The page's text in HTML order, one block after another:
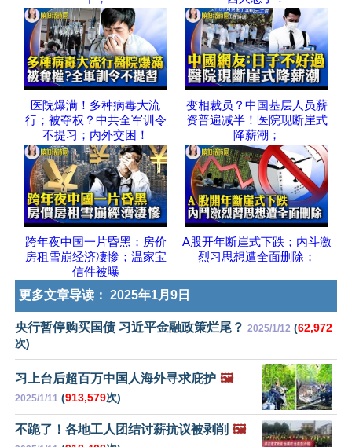
医院爆满！多种病毒大流
行；被夺权？中共全军训令
不提习；内外交困！
变相裁员？中国基层人员薪
资普遍减半！医院现断崖式
降薪潮；
跨年夜中国一片昏黑；房价
房租雪崩经济凄惨；温家宝
信件被曝
A股开年断崖式下跌；内斗激
烈习思想遭全面删除；
更多文章导读： 2025年1月9日
央行暂停购买国债 习近平金融政策烂尾？ 2025/1/12 (62,972
次)
习上台后超百万中国人海外寻求庇护 🖼️
2025/1/11 (913,579次)
不跪了！各地工人团结讨薪抗议被剥削 🖼️